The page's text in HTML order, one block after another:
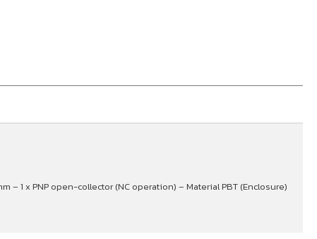
– 1 x PNP open-collector (NC operation) – Material PBT (Enclosure)